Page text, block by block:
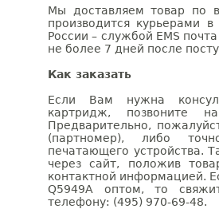
Мы доставляем товар по
производится курьерами
России – службой EMS
не более 7 дней после
Как заказать
Если Вам нужна
картридж, позвоните
Предварительно,
(партномер), либо
печатающего устройства.
через сайт, положив
контактной информацией.
Q5949A оптом, то
телефону: (495) 970-69-48.